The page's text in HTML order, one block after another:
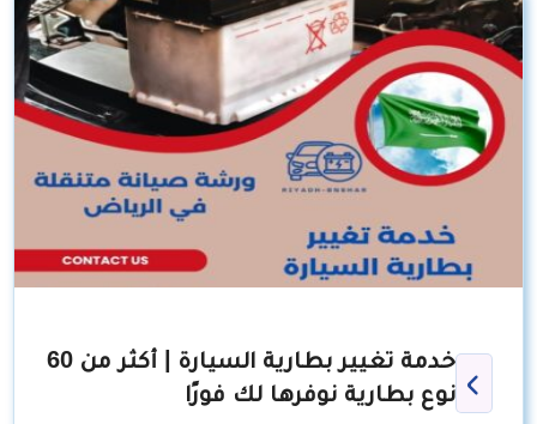
خدمة تغيير بطارية السيارة | أكثر من 60
نوع بطارية نوفرها لك فورًا